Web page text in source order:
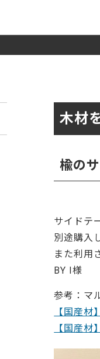
集成材フリーカット
複数種類の注文
成材のみ）
クルミ
ピーラー（米松）
木材
楡の
サイドテ
別途購入
また利用
BY I様
参考：マ
【国産
【国産